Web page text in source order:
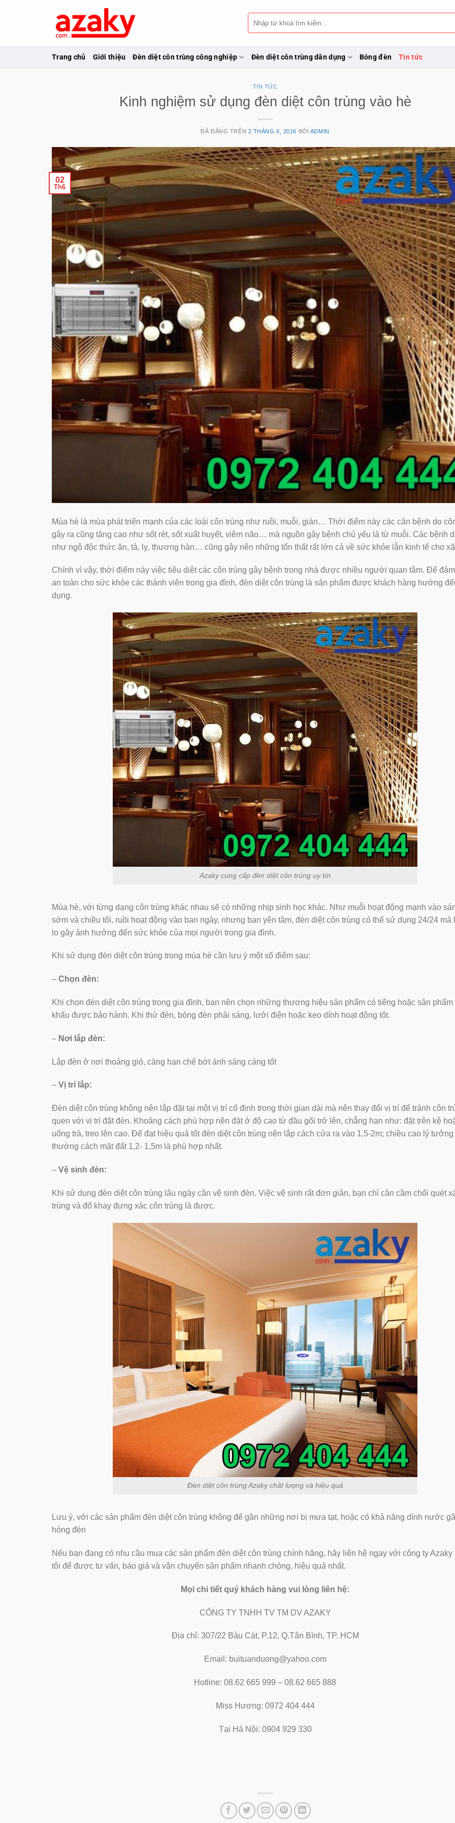
Tìm
kiếm:
Trang chủ Giới thiệu Đèn diệt côn trùng công nghiệp Đèn diệt côn trùng dân dụng Bóng đèn Tin tức
TIN TỨC
Kinh nghiệm sử dụng đèn diệt côn trùng vào hè
ĐÃ ĐĂNG TRÊN 2 THÁNG 6, 2016 BỞI ADMIN
02
Th6
Mùa hè là mùa phát triển mạnh của các loài côn trùng như ruồi, muỗi, gián… Thời điểm này các căn bệnh do
gây ra cũng tăng cao như sốt rét, sốt xuất huyết, viêm não… mà nguồn gây bệnh chủ yếu là từ muỗi. Các bệnh
như ngộ độc thức ăn, tả, lỵ, thương hàn… cũng gây nên những tổn thất rất lớn cả về sức khỏe lẫn kinh tế cho
Chính vì vậy, thời điểm này việc tiêu diệt các côn trùng gây bệnh trong nhà được nhiều người quan tâm. Để
an toàn cho sức khỏe các thành viên trong gia đình, đèn diệt côn trùng là sản phẩm được khách hàng hướng
dụng.
Azaky cung cấp đèn diệt côn trùng uy tín
Mùa hè, với từng dạng côn trùng khác nhau sẽ có những nhịp sinh học khác. Như muỗi hoạt động mạnh vào
sớm và chiều tối, ruồi hoạt động vào ban ngày, nhưng bạn yên tâm, đèn diệt côn trùng có thể sử dụng 24/24 mà
lo gây ảnh hưởng đến sức khỏe của mọi người trong gia đình.
Khi sử dụng đèn diệt côn trùng trong mùa hè cần lưu ý một số điểm sau:
– Chọn đèn:
Khi chọn đèn diệt côn trùng trong gia đình, bạn nên chọn những thương hiệu sản phẩm có tiếng hoặc sản phẩm
khẩu được bảo hành. Khi thử đèn, bóng đèn phải sáng, lưới điện hoặc keo dính hoạt động tốt.
– Nơi lắp đèn:
Lắp đèn ở nơi thoáng gió, càng hạn chế bớt ánh sáng càng tốt
– Vị trí lắp:
Đèn diệt côn trùng không nên lắp đặt tại một vị trí cố định trong thời gian dài mà nên thay đổi vị trí để tránh côn
quen với vị trí đặt đèn. Khoảng cách phù hợp nên đặt ở độ cao từ đầu gối trở lên, chẳng hạn như: đặt trên kệ
uống trà, treo lên cao. Để đạt hiệu quả tốt đèn diệt côn trùng nên lắp cách cửa ra vào 1,5-2m; chiều cao lý tưởng
thường cách mặt đất 1,2- 1,5m là phù hợp nhất.
– Vệ sinh đèn:
Khi sử dụng đèn diệt côn trùng lâu ngày cần vệ sinh đèn. Việc vệ sinh rất đơn giản, bạn chỉ cần cầm chổi quét
trùng và đổ khay đựng xác côn trùng là được.
Đèn diệt côn trùng Azaky chât lượng và hiệu quả
Lưu ý, với các sản phẩm đèn diệt côn trùng không để gần những nơi bị mưa tạt, hoặc có khả năng dính nước
hỏng đèn
Nếu bạn đang có nhu cầu mua các sản phẩm đèn diệt côn trùng chính hãng, hãy liên hệ ngay với công ty Azaky
tôi để được tư vấn, báo giá và vận chuyển sản phẩm nhanh chóng, hiệu quả nhất.
Mọi chi tiết quý khách hàng vui lòng liên hệ:
CÔNG TY TNHH TV TM DV AZAKY
Địa chỉ: 307/22 Bàu Cát, P.12, Q.Tân Bình, TP. HCM
Email: buituanduong@yahoo.com
Hotline: 08.62 665 999 – 08.62 665 888
Miss Hương: 0972 404 444
Tại Hà Nội: 0904 929 330